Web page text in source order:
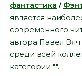
фантастика /
является
современного
автора Павел Вяч
среди всей
категории "".